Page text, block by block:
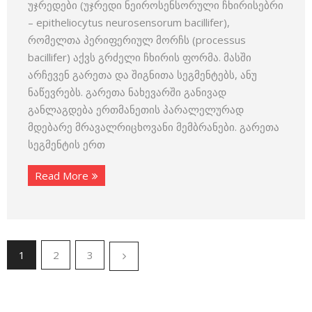
უჯრედები (უჯრედი ნეიროსენსორული ჩხირისებრი
– epitheliocytus neurosensorum bacillifer),
რომელთა პერიფერიულ მორჩს (processus
bacillifer) აქვს გრძელი ჩხირის ფორმა. მასში
არჩევენ გარეთა და შიგნითა სეგმენტებს, ანუ
ნაწევრებს. გა­რეთა ნახევარში განივად
განლაგდება ერთმანეთის პარალელურად
მდებარე მრავალრიცხოვანი მემბრანები. გარეთა
სეგმენტის ერთ
Read More
1 2 3